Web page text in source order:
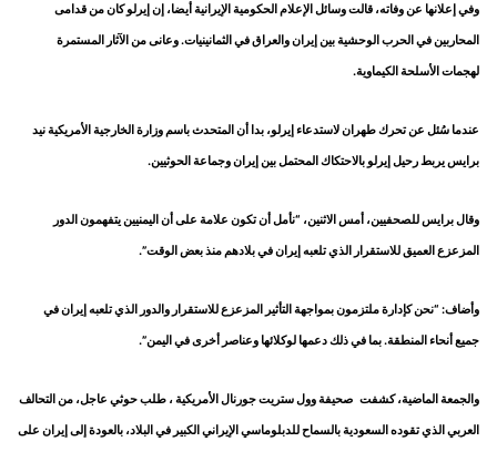
وفي إعلانها عن وفاته، قالت وسائل الإعلام الحكومية الإيرانية أيضا، إن إيرلو كان من قدامى
المحاربين في الحرب الوحشية بين إيران والعراق في الثمانينيات. وعانى من الآثار المستمرة
لهجمات الأسلحة الكيماوية.
عندما سُئل عن تحرك طهران لاستدعاء إيرلو، بدا أن المتحدث باسم وزارة الخارجية الأمريكية نيد
برايس يربط رحيل إيرلو بالاحتكاك المحتمل بين إيران وجماعة الحوثيين.
وقال برايس للصحفيين، أمس الاثنين، “نأمل أن تكون علامة على أن اليمنيين يتفهمون الدور
المزعزع العميق للاستقرار الذي تلعبه إيران في بلادهم منذ بعض الوقت”.
وأضاف: “نحن كإدارة ملتزمون بمواجهة التأثير المزعزع للاستقرار والدور الذي تلعبه إيران في
جميع أنحاء المنطقة. بما في ذلك دعمها لوكلائها وعناصر أخرى في اليمن”.
والجمعة الماضية، كشفت صحيفة وول ستريت جورنال الأمريكية ، طلب حوثي عاجل، من التحالف
العربي الذي تقوده السعودية بالسماح للدبلوماسي الإيراني الكبير في البلاد، بالعودة إلى إيران على